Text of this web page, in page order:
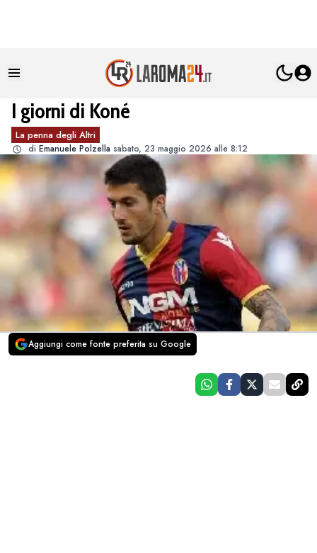
I giorni di Koné
La penna degli Altri
di Emanuele Polzella sabato, 23 maggio 2026 alle 8:12
Aggiungi come fonte preferita su Google